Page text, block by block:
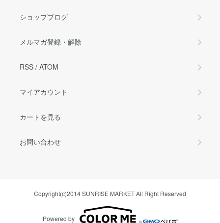
ショップブログ
メルマガ登録・解除
RSS / ATOM
マイアカウント
カートを見る
お問い合わせ
Copyright(c)2014 SUNRISE MARKET All Right Reserved
Powered by